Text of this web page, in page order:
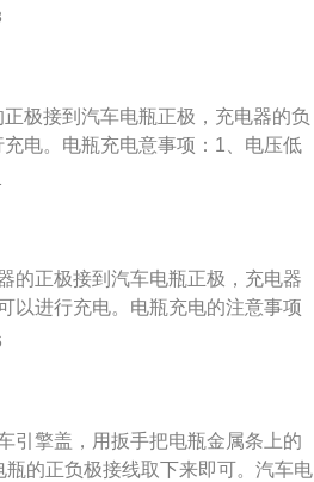
法再次启动的情况。车辆熄火后尽
源，如果长时间使用，可能会将蓄
议车主在车辆熄火后不使用用电设
对汽车的电瓶进行清洁，可以用抹
粉末等易造成漏电污物擦拭干净，
极接到汽车电瓶正极，充电器的负
电。电瓶充电意事项：1、电压低
百分之十会导致电瓶亏电。2、避
法是：1、补充专用补液：在亏电
检查：日常行车时应经常检查蓄电
检查电池的正、负极有无氧化现
无老化或短路的地方。5、离车时关
的正极接到汽车电瓶正极，充电器
以进行充电。电瓶充电的注意事项
导致电瓶亏电。2、避免充电时电瓶
专用补液。2、日常行车时应经常检
的正、负极有无氧化现象。4、检查
车时关闭用电设备。
引擎盖，用扳手把电瓶金属条上的
的正负极接线取下来即可。汽车电